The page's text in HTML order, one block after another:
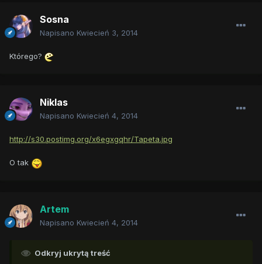
Sosna
Napisano Kwiecień 3, 2014
Którego?
Niklas
Napisano Kwiecień 4, 2014
http://s30.postimg.org/x6egxgqhr/Tapeta.jpg
O tak
Artem
Napisano Kwiecień 4, 2014
Odkryj ukrytą treść